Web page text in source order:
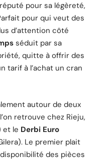
pour sa légèreté,
pour qui veut des
d’attention côté
séduit par sa
quitte à offrir des
tarif à l’achat un cran
autour de deux
retrouve chez Rieju,
et le Derbi Euro
Le premier plait
des pièces